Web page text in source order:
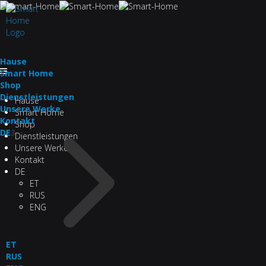
Hau­se
Smart Home
Shop
Dienstleistungen
Unsere Werke
Kontakt
DE
ET
RUS
ENG
Hau­se
Smart Home
Shop
Dienstleistungen
Unsere Werke
Kontakt
DE3
ET
RUS